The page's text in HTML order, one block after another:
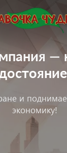
—
и
экономику!